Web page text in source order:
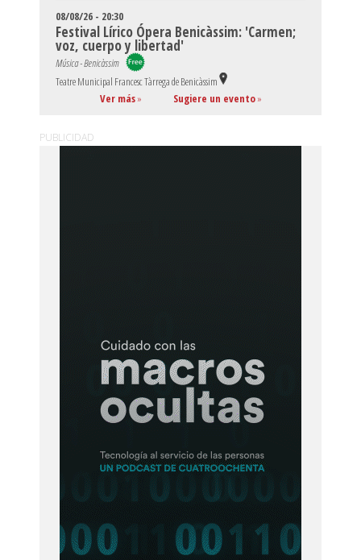
08/08/26 - 20:30
Festival Lírico Ópera Benicàssim: 'Carmen;
voz, cuerpo y libertad'
Música - Benicàssim
Teatre Municipal Francesc Tàrrega de Benicàssim
Ver más» Sugiere un evento»
PUBLICIDAD